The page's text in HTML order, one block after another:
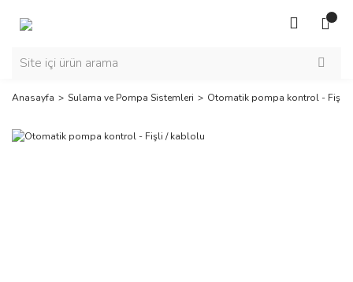
Anasayfa Sulama ve Pompa Sistemleri Otomatik pompa kontrol - Fişli